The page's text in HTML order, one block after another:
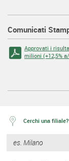
Comunicati
Approvati i
milioni (+12,5%
Cerchi una filiale?